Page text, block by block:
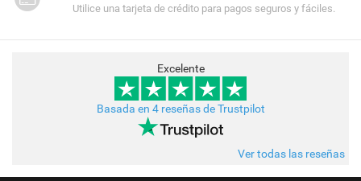
Utilice una tarjeta de crédito para pagos seguros y fáciles.
Excelente
Basada en 4 reseñas de Trustpilot
Ver todas las reseñas